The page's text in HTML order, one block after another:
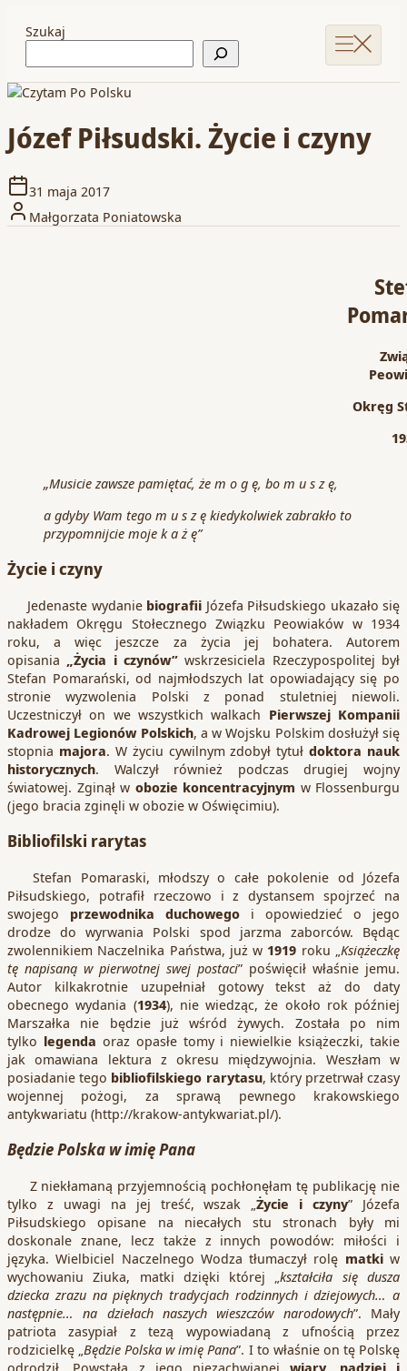
Szukaj
Józef Piłsudski. Życie i czyny
31 maja 2017
Małgorzata Poniatowska
Okręg
„Musicie zawsze pamiętać, że m o g ę, bo m u s z ę,
a gdyby Wam tego m u s z ę kiedykolwiek zabrakło to
przypomnijcie moje k a ż ę”
Życie i czyny
Jedenaste wydanie biografii Józefa Piłsudskiego ukazało się
nakładem Okręgu Stołecznego Związku Peowiaków w 1934
roku, a więc jeszcze za życia jej bohatera. Autorem
opisania
„Życia i czynów” wskrzesiciela Rzeczypospolitej był
Stefan Pomarański, od najmłodszych lat opowiadający się po
stronie wyzwolenia Polski z ponad stuletniej niewoli.
Uczestniczył on we wszystkich walkach Pierwszej Kompanii
Kadrowej Legionów Polskich, a w Wojsku Polskim dosłużył się
stopnia majora. W życiu cywilnym zdobył tytułdoktora nauk
historycznych. Walczył również podczas drugiej wojny
światowej. Zginął w obozie koncentracyjnym w Flossenburgu
(jego bracia zginęli w obozie w Oświęcimiu).
Bibliofilski rarytas
Stefan Pomaraski, młodszy o całe pokolenie od Józefa
Piłsudskiego, potrafił rzeczowo i z dystansem spojrzeć na
swojego przewodnika duchowego i opowiedzieć o jego
drodze do wyrwania Polski spod jarzma zaborców. Będąc
zwolennikiem Naczelnika Państwa, już w 1919 roku „ Książeczkę
tę napisaną w pierwotnej swej postaci” poświęcił właśnie jemu.
Autor kilkakrotnie uzupełniał gotowy tekst aż do daty
obecnego wydania (1934), nie wiedząc, że około rok później
Marszałka nie będzie już wśród żywych. Została po nim
tylko legenda oraz opasłe tomy i niewielkie książeczki, takie
jak omawiana lektura z okresu międzywojnia. Weszłam w
posiadanie tego bibliofilskiego rarytasu, który przetrwał czasy
wojennej pożogi, za sprawą pewnego krakowskiego
antykwariatu (http://krakow-antykwariat.pl/).
Będzie Polska w imię Pana
Z niekłamaną przyjemnością pochłonęłam tę publikację nie
tylko z uwagi na jej treść, wszak „Życie i czyny” Józefa
Piłsudskiego opisane na niecałych stu stronach były mi
doskonale znane, lecz także z innych powodów: miłości i
języka. Wielbiciel Naczelnego Wodza tłumaczył rolę matkiw
wychowaniu Ziuka, matki dzięki której „kształciła się dusza
dziecka zrazu na pięknych tradycjach rodzinnych i dziejowych… a
następnie… na dziełach naszych wieszczów narodowych”. Mały
patriota zasypiał z tezą wypowiadaną z ufnością przez
rodzicielkę „ Będzie Polska w imię Pana”. I to właśnie on tę Polskę
odrodził. Powstała z jego niezachwianejwiary, nadziei i